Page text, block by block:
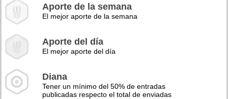
Aporte de la semana
El mejor aporte de la semana
Aporte del día
El mejor aporte del día
Diana
Tener un mínimo del 50% de entradas
publicadas respecto el total de enviadas